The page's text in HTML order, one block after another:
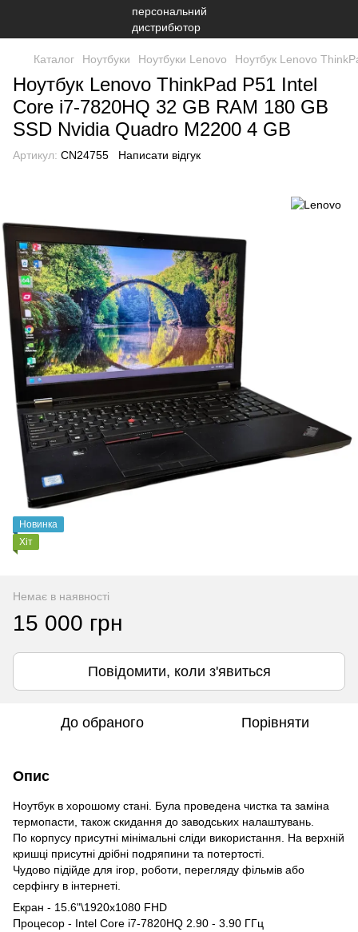
Каталог Ноутбуки Ноутбуки Lenovo Ноутбук Lenovo
Ноутбук Lenovo ThinkPad P51 Intel
Core i7-7820HQ 32 GB RAM 180 GB
SSD Nvidia Quadro M2200 4 GB
Артикул: CN24755 Написати відгук
Новинка
Хіт
Немає в наявності
15 000 грн
Повідомити, коли з'явиться
До обраного Порівняти
Опис
Ноутбук в хорошому стані. Була проведена чистка та заміна
термопасти, також скидання до заводських налаштувань.
По корпусу присутні мінімальні сліди використання. На верхній
кришці присутні дрібні подряпини та потертості.
Чудово підійде для ігор, роботи, перегляду фільмів або
серфінгу в інтернеті.
Екран - 15.6"\1920x1080 FHD
Процесор - Intel Core i7-7820HQ 2.90 - 3.90 ГГц